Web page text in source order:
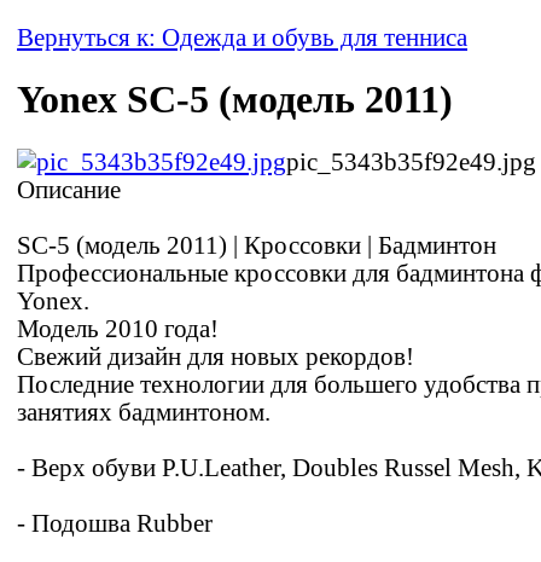
Вернуться к: Одежда и обувь для тенниса
Yonex SC-5 (модель 2011)
pic_5343b35f92e49.jpg
Описание
SC-5 (модель 2011) | Кроссовки | Бадминтон
Профессиональные кроссовки для бадминтона
Yonex.
Модель 2010 года!
Свежий дизайн для новых рекордов!
Последние технологии для большего удобства
занятиях бадминтоном.
- Верх обуви P.U.Leather, Doubles Russel Mesh,
- Подошва Rubber